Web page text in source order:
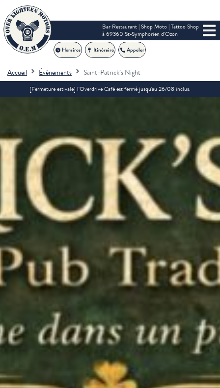
Bar Restaurant | Shop Moto | Tattoo Shop
à 69360 St-Symphorien d'Ozon
Horaires Itinéraire Appeler
Accueil Événements Saint-Patrick’s Night
[Fermeture estivale] l'Overdrive Café est fermé jusqu'au 26/08 inclus.